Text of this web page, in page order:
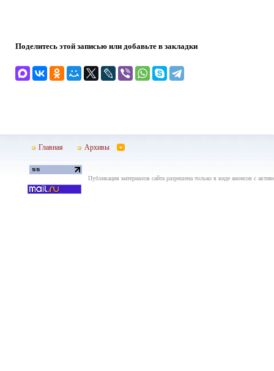
Поделитесь этой записью или добавьте в закладки
Главная Архивы
Публикация материалов сайта разрешена только в виде анонсов с